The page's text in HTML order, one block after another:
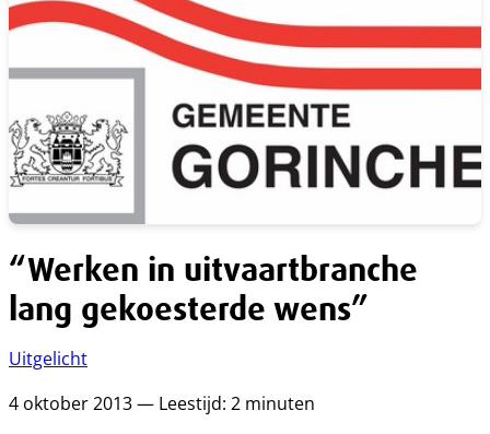
“Werken in uitvaartbranche
lang gekoesterde wens”
Uitgelicht
4 oktober 2013 — Leestijd: 2 minuten